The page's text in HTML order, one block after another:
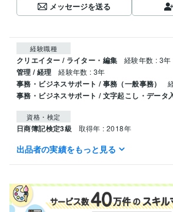
メッセージを送る
経験職種
クリエイター / ライター・編集 経験年数 : 3年
管理 / 経理 経験年数 : 3年
事務・ビジネスサポート / 事務（一般事務）
事務・ビジネスサポート / 文字起こし・データ
資格・検定
日商簿記検定3級 取得年 : 2018年
ビジネス・クリエイティブツール
SAP:1年
得意分野
出品者の実績をもっと見る